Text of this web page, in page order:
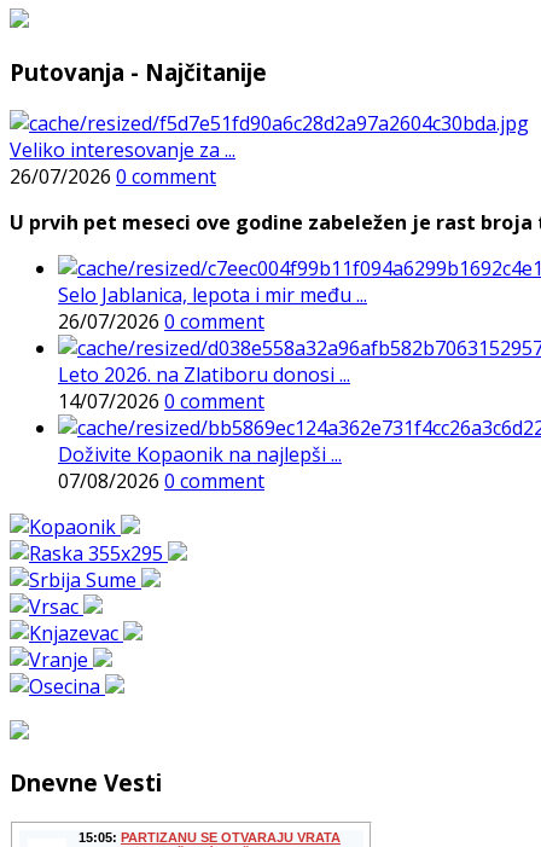
Putovanja - Najčitanije
Veliko interesovanje za ...
26/07/2026 0 comment
U prvih pet meseci ove godine zabeležen je rast
Selo Jablanica, lepota i mir među ...
26/07/2026 0 comment
Leto 2026. na Zlatiboru donosi ...
14/07/2026 0 comment
Doživite Kopaonik na najlepši ...
07/08/2026 0 comment
Dnevne Vesti